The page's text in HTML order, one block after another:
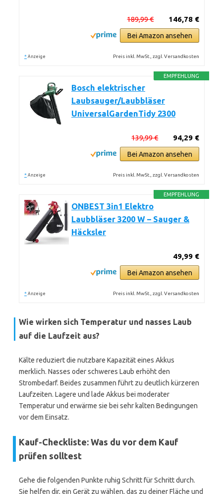
146,78 €
189,99 €
Bei Amazon ansehen
* Anzeige Preis inkl. MwSt., zzgl. Versandkosten
EMPFEHLUNG
Bosch elektrischer
Laubsauger/Laubbläser
UniversalGardenTidy 2300
94,29 €
139,99 €
Bei Amazon ansehen
* Anzeige Preis inkl. MwSt., zzgl. Versandkosten
EMPFEHLUNG
ONBEST 3in1 Elektro
Laubbläser 3200 W – Sauger &
Häcksler
49,99 €
Bei Amazon ansehen
* Anzeige Preis inkl. MwSt., zzgl. Versandkosten
Wie wirken sich Temperatur und nasses Laub
auf die Laufzeit aus?
Kälte reduziert die nutzbare Kapazität eines Akkus
merklich. Nasses oder schweres Laub erhöht den
Strombedarf. Beides zusammen führt zu deutlich kürzeren
Laufzeiten. Lagere und lade Akkus bei moderater
Temperatur und erwärme sie bei sehr kalten Bedingungen
vor dem Einsatz.
Kauf-Checkliste: Was du vor dem Kauf
prüfen solltest
Gehe die folgenden Punkte ruhig Schritt für Schritt durch.
Sie helfen dir, ein Gerät zu wählen, das zu deiner Fläche und